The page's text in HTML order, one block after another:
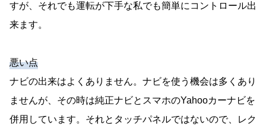
すが、それでも運転が下手な私でも簡単にコントロール出
来ます。
悪い点
ナビの出来はよくありません。ナビを使う機会は多くあり
ませんが、その時は純正ナビとスマホのYahooカーナビを
併用しています。それとタッチパネルではないので、レク